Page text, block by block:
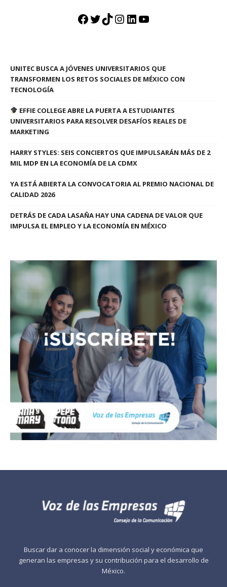
Facebook
Twitter
TikTok
Instagram
LinkedIn
YouTube
UNITEC BUSCA A JÓVENES UNIVERSITARIOS QUE
TRANSFORMEN LOS RETOS SOCIALES DE MÉXICO CON
TECNOLOGÍA
EFFIE COLLEGE ABRE LA PUERTA A ESTUDIANTES
UNIVERSITARIOS PARA RESOLVER DESAFÍOS REALES DE
MARKETING
HARRY STYLES: SEIS CONCIERTOS QUE IMPULSARÁN MÁS DE 2
MIL MDP EN LA ECONOMÍA DE LA CDMX
YA ESTÁ ABIERTA LA CONVOCATORIA AL PREMIO NACIONAL DE
CALIDAD 2026
DETRÁS DE CADA LASAÑA HAY UNA CADENA DE VALOR QUE
IMPULSA EL EMPLEO Y LA ECONOMÍA EN MÉXICO
Buscar dar a conocer la dimensión social y económica que
generan las empresas y su contribución para el desarrollo de
México.